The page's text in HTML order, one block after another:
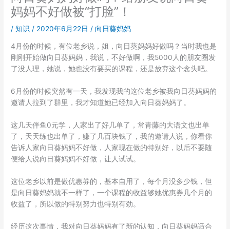
妈妈不好做被“打脸”！
/知识 / 2020年6月22日 / 向日葵妈妈
4月份的时候，有位老乡说，姐，向日葵妈妈好做吗？当时我也是
刚刚开始做向日葵妈妈，我说，不好做啊，我5000人的朋友圈发
了没人理，她说，她也没有要买的课程，还是放弃这个念头吧。
6月份的时候突然有一天，我发现我的这位老乡被我向日葵妈妈的
邀请人拉到了群里，我才知道她已经加入向日葵妈妈了。
这几天伴鱼0元学，人家出了好几单了，常青藤的大语文也出单
了，天天练也出单了，赚了几百块钱了，我的邀请人说，你看你
告诉人家向日葵妈妈不好做，人家现在做的特别好，以后不要随
便给人说向日葵妈妈不好做，让人试试。
这位老乡以前是做优惠券的，基本自用了，每个月没多少钱，但
是向日葵妈妈就不一样了，一个课程的收益够她优惠券几个月的
收益了，所以做的特别努力也特别有劲。
经历这次事情，我对向日葵妈妈有了新的认知，向日葵妈妈适合